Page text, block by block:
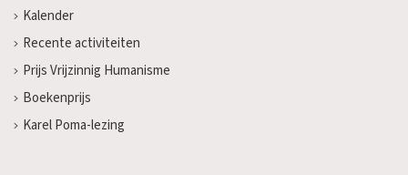
Kalender
Recente activiteiten
Prijs Vrijzinnig Humanisme
Boekenprijs
Karel Poma-lezing